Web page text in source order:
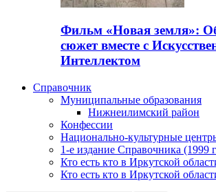
Фильм «Новая земля»:
сюжет вместе с
Интеллектом
Справочник
Муниципальные образования
Нижнеилимский район
Конфессии
Национально-культурные
1-е издание Справочника (1999
Кто есть кто в Иркутской
Кто есть кто в Иркутской